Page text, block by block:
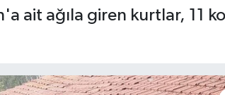
ait ağıla giren kurtlar, 11